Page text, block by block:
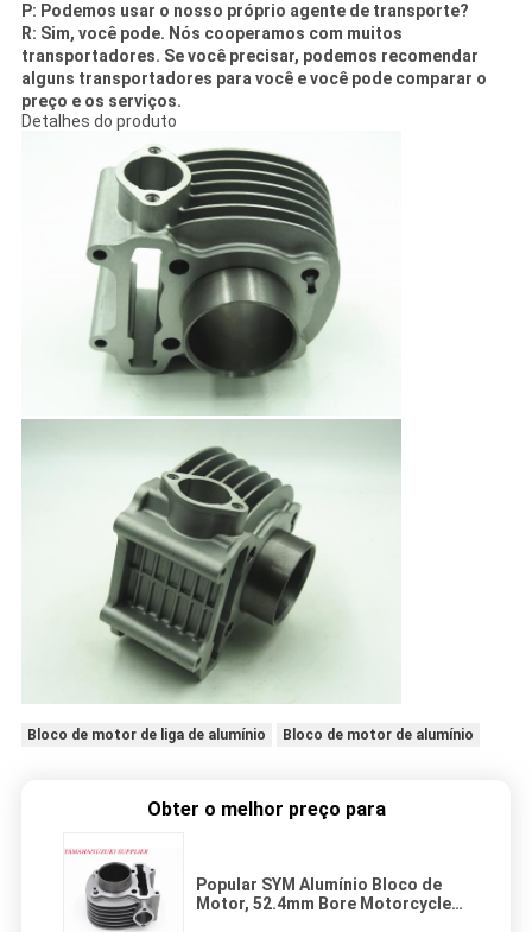
P: Podemos usar o nosso próprio agente de transporte?
R: Sim, você pode. Nós cooperamos com muitos
transportadores. Se você precisar, podemos recomendar
alguns transportadores para você e você pode comparar o
preço e os serviços.
Detalhes do produto
Bloco de motor de liga de alumínio Bloco de motor de alumínio
Obter o melhor preço para
Popular SYM Alumínio Bloco de
Motor, 52.4mm Bore Motorcycle